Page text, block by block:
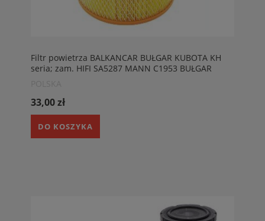
Filtr powietrza BALKANCAR BUŁGAR KUBOTA KH
seria; zam. HIFI SA5287 MANN C1953 BUŁGAR
33,00 zł
DO KOSZYKA